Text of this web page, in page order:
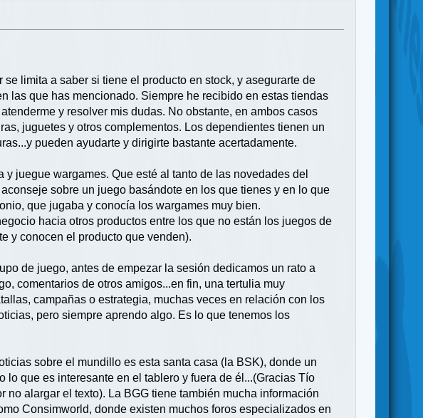
limita a saber si tiene el producto en stock, y asegurarte de
las que has mencionado. Siempre he recibido en estas tiendas
y resolver mis dudas. No obstante, en ambos casos
juguetes y otros complementos. Los dependientes tienen un
pueden ayudarte y dirigirte bastante acertadamente.
juegue wargames. Que esté al tanto de las novedades del
sobre un juego basándote en los que tienes y en lo que
que jugaba y conocía los wargames muy bien.
hacia otros productos entre los que no están los juegos de
y conocen el producto que venden).
de juego, antes de empezar la sesión dedicamos un rato a
comentarios de otros amigos...en fin, una tertulia muy
campañas o estrategia, muchas veces en relación con los
pero siempre aprendo algo. Es lo que tenemos los
sobre el mundillo es esta santa casa (la BSK), donde un
que es interesante en el tablero y fuera de él...(Gracias Tío
alargar el texto). La BGG tiene también mucha información
Consimworld, donde existen muchos foros especializados en